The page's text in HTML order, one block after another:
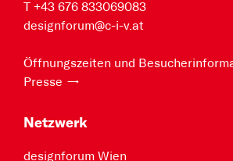
T +43 676 833069083
designforum@c-i-v.at
Öffnungszeiten und
Presse
Netzwerk
designforum Wien